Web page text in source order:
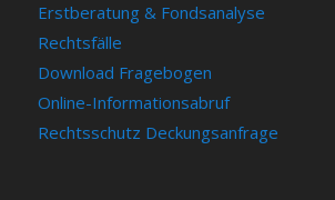
Erstberatung & Fondsanalyse
Rechtsfälle
Download Fragebogen
Online-Informationsabruf
Rechtsschutz Deckungsanfrage